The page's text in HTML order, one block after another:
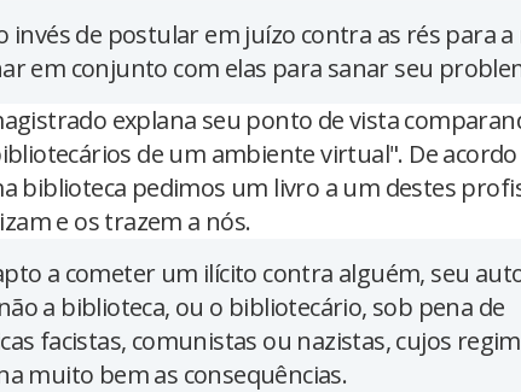
invés de postular em juízo contra as rés para
em conjunto com elas para sanar seu
explana seu ponto de vista
de um ambiente virtual". De
biblioteca pedimos um livro a um destes
e os trazem a nós.
a cometer um ilícito contra alguém, seu
a biblioteca, ou o bibliotecário, sob pena de
facistas, comunistas ou nazistas, cujos
muito bem as consequências.